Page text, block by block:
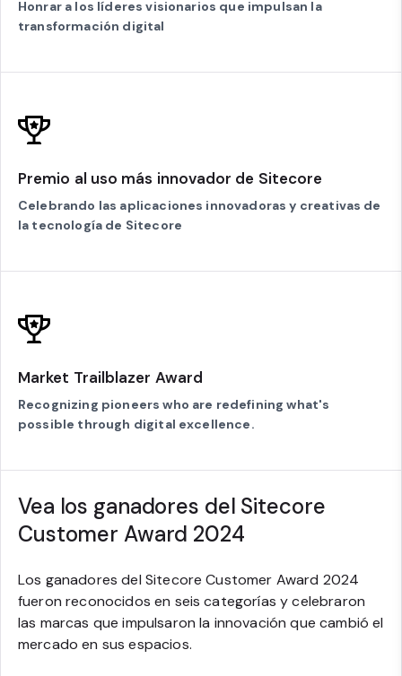
Honrar a los líderes visionarios que impulsan la
transformación digital
Premio al uso más innovador de Sitecore
Celebrando las aplicaciones innovadoras y creativas de
la tecnología de Sitecore
Market Trailblazer Award
Recognizing pioneers who are redefining what's
possible through digital excellence.
Vea los ganadores del Sitecore
Customer Award 2024
Los ganadores del Sitecore Customer Award 2024
fueron reconocidos en seis categorías y celebraron
las marcas que impulsaron la innovación que cambió el
mercado en sus espacios.